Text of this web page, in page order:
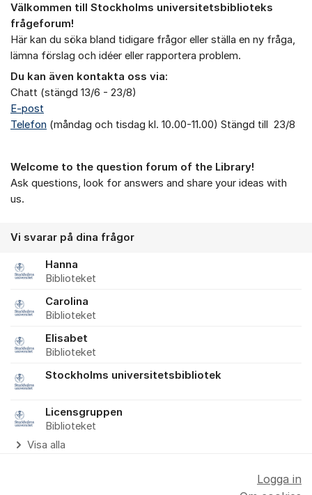
Om forumet
Välkommen till Stockholms universitetsbiblioteks
frågeforum!
Här kan du söka bland tidigare frågor eller ställa en ny fråga,
lämna förslag och idéer eller rapportera problem.
Du kan även kontakta oss via:
Chatt (stängd 13/6 - 23/8)
E-post
Telefon (måndag och tisdag kl. 10.00-11.00) Stängd till 23/8
Welcome to the question forum of the Library!
Ask questions, look for answers and share your ideas with
us.
Vi svarar på dina frågor
Hanna
Biblioteket
Carolina
Biblioteket
Elisabet
Biblioteket
Stockholms universitetsbibliotek
Licensgruppen
Biblioteket
Visa alla
Logga in